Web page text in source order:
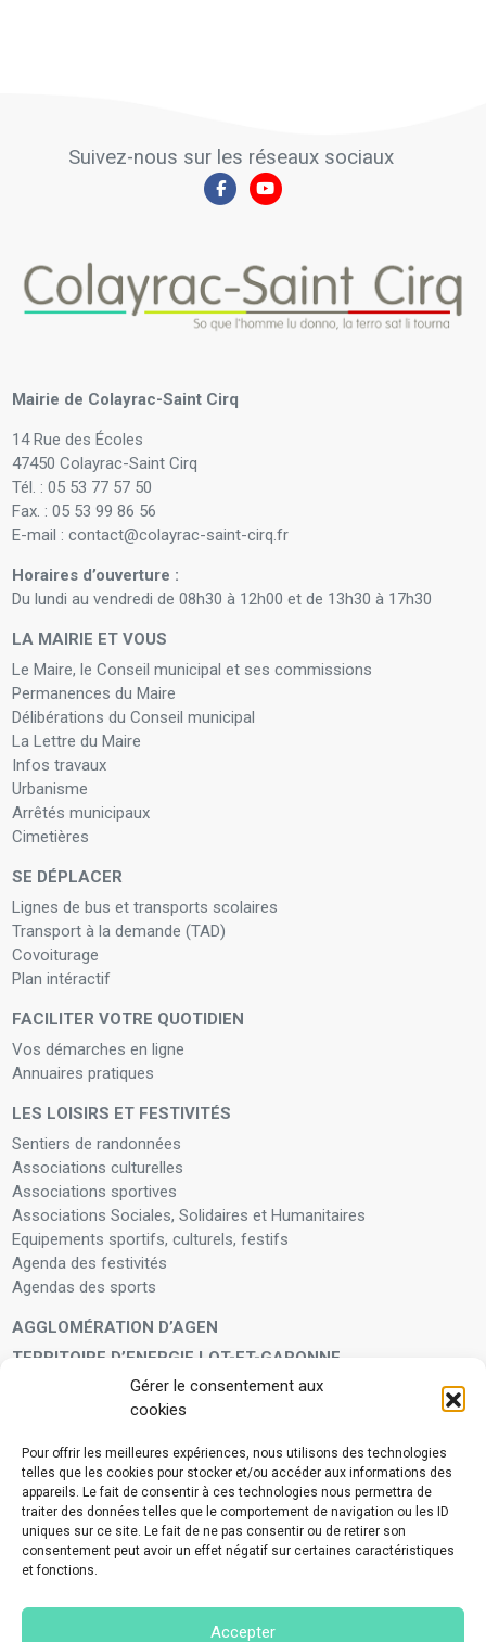
Gérer le consentement aux
cookies
Pour offrir les meilleures expériences, nous utilisons des technologies
telles que les cookies pour stocker et/ou accéder aux informations des
appareils. Le fait de consentir à ces technologies nous permettra de
traiter des données telles que le comportement de navigation ou les ID
uniques sur ce site. Le fait de ne pas consentir ou de retirer son
consentement peut avoir un effet négatif sur certaines caractéristiques
et fonctions.
Accepter
Suivez-nous sur les réseaux sociaux
Mairie de Colayrac-Saint Cirq
14 Rue des Écoles
47450 Colayrac-Saint Cirq
Tél. : 05 53 77 57 50
Fax. : 05 53 99 86 56
E-mail : contact@colayrac-saint-cirq.fr
Horaires d’ouverture :
Du lundi au vendredi de 08h30 à 12h00 et de 13h30 à 17h30
LA MAIRIE ET VOUS
Le Maire, le Conseil municipal et ses commissions
Permanences du Maire
Délibérations du Conseil municipal
La Lettre du Maire
Infos travaux
Urbanisme
Arrêtés municipaux
Cimetières
SE DÉPLACER
Lignes de bus et transports scolaires
Transport à la demande (TAD)
Covoiturage
Plan intéractif
FACILITER VOTRE QUOTIDIEN
Vos démarches en ligne
Annuaires pratiques
LES LOISIRS ET FESTIVITÉS
Sentiers de randonnées
Associations culturelles
Associations sportives
Associations Sociales, Solidaires et Humanitaires
Equipements sportifs, culturels, festifs
Agenda des festivités
Agendas des sports
AGGLOMÉRATION D’AGEN
TERRITOIRE D’ENERGIE LOT-ET-GARONNE
Enfants et adolescents
VIVRE À VOS CÔTÉS
Service municipal d’aide administrative
Aide à la personne en difficulté
Télé-alerte